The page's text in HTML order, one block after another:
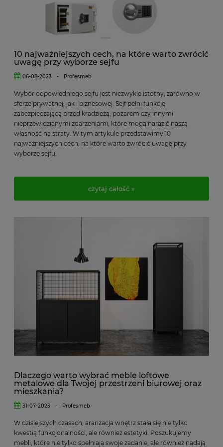
10 najważniejszych cech, na które warto zwrócić
uwagę przy wyborze sejfu
06-08-2023 - Profesmeb
Wybór odpowiedniego sejfu jest niezwykle istotny, zarówno w
sferze prywatnej, jak i biznesowej. Sejf pełni funkcję
zabezpieczającą przed kradzieżą, pożarem czy innymi
nieprzewidzianymi zdarzeniami, które mogą narazić naszą
własność na straty. W tym artykule przedstawimy 10
najważniejszych cech, na które warto zwrócić uwagę przy
wyborze sejfu.
czytaj całość »
Dlaczego warto wybrać meble loftowe
metalowe dla Twojej przestrzeni biurowej oraz
mieszkania?
31-07-2023 - Profesmeb
W dzisiejszych czasach, aranżacja wnętrz stała się nie tylko
kwestią funkcjonalności, ale również estetyki. Poszukujemy
mebli, które nie tylko spełniają swoje zadanie, ale również nadają